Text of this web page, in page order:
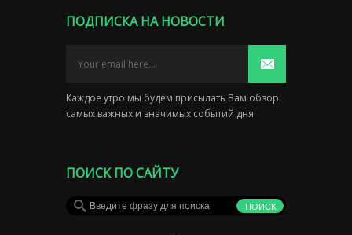
ПОДПИСКА НА НОВОСТИ
Каждое утро мы будем присылать Вам обзор
самых важных и значимых событий дня.
ПОИСК ПО САЙТУ